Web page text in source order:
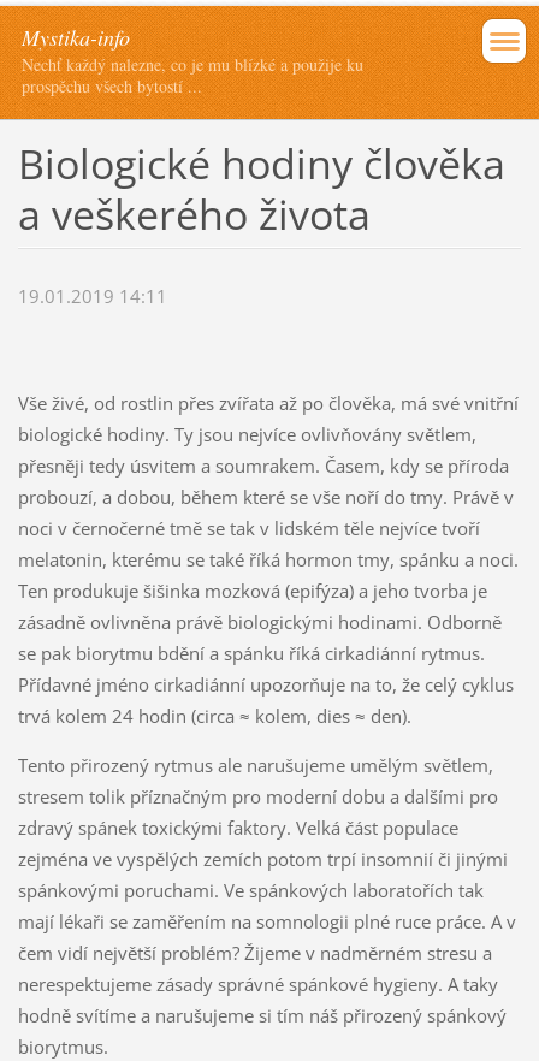
Mystika-info
Nechť každý nalezne, co je mu blízké a použije ku
prospěchu všech bytostí ...
Biologické hodiny člověka
a veškerého života
19.01.2019 14:11
Vše živé, od rostlin přes zvířata až po člověka, má své vnitřní
biologické hodiny. Ty jsou nejvíce ovlivňovány světlem,
přesněji tedy úsvitem a soumrakem. Časem, kdy se příroda
probouzí, a dobou, během které se vše noří do tmy. Právě v
noci v černočerné tmě se tak v lidském těle nejvíce tvoří
melatonin, kterému se také říká hormon tmy, spánku a noci.
Ten produkuje šišinka mozková (epifýza) a jeho tvorba je
zásadně ovlivněna právě biologickými hodinami. Odborně
se pak biorytmu bdění a spánku říká cirkadiánní rytmus.
Přídavné jméno cirkadiánní upozorňuje na to, že celý cyklus
trvá kolem 24 hodin (circa ≈ kolem, dies ≈ den).
Tento přirozený rytmus ale narušujeme umělým světlem,
stresem tolik příznačným pro moderní dobu a dalšími pro
zdravý spánek toxickými faktory. Velká část populace
zejména ve vyspělých zemích potom trpí insomnií či jinými
spánkovými poruchami. Ve spánkových laboratořích tak
mají lékaři se zaměřením na somnologii plné ruce práce. A v
čem vidí největší problém? Žijeme v nadměrném stresu a
nerespektujeme zásady správné spánkové hygieny. A taky
hodně svítíme a narušujeme si tím náš přirozený spánkový
biorytmus.